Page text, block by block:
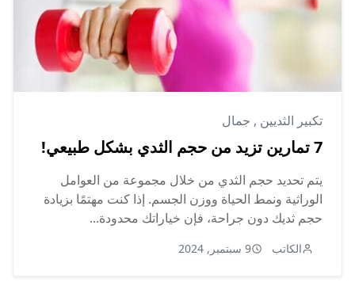
تكبير الثديين , جمال
7 تمارين تزيد من حجم الثدي بشكل طبيعي!
يتم تحديد حجم الثدي من خلال مجموعة من العوامل
الوراثية ونمط الحياة ووزن الجسم. إذا كنت مهتمًا بزيادة
حجم ثديك دون جراحة، فإن خياراتك محدودة...
الكاتب 9 سبتمبر, 2024